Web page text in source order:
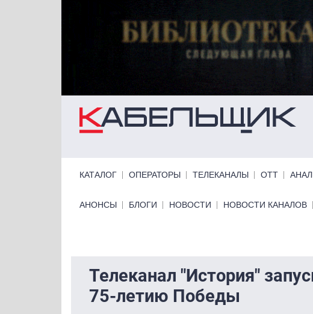
КАТАЛОГ ОПЕРАТОРЫ ТЕЛЕКАНАЛЫ ОТТ
Primary links bottom
АНОНСЫ БЛОГИ НОВОСТИ НОВОСТИ КАНАЛОВ
Телеканал "История"
75-летию Победы